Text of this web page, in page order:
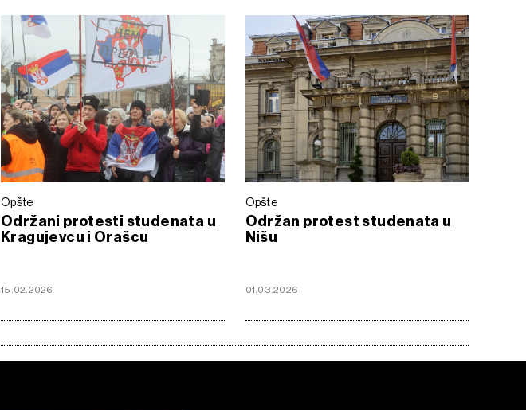
Opšte
Održani protesti studenata u
Kragujevcu i Orašcu
15.02.2026
Opšte
Održan protest studenata u
Nišu
01.03.2026